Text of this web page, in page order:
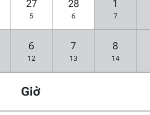
27
5
28
6
1
7
6
12
7
13
8
14
Giờ